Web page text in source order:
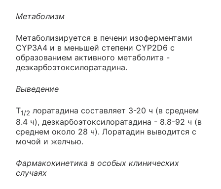
Метаболизм
Метаболизируется в печени изоферментами
CYP3A4 и в меньшей степени CYP2D6 с
образованием активного метаболита -
дезкарбоэтоксилоратадина.
Выведение
T1/2 лоратадина составляет 3-20 ч (в среднем
8.4 ч), дезкарбоэтоксилоратадина - 8.8-92 ч (в
среднем около 28 ч). Лоратадин выводится с
мочой и желчью.
Фармакокинетика в особых клинических
случаях